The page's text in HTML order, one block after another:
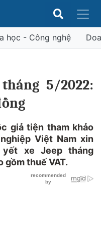
học - Công nghệ
5/2022:
giả tiện tham khảo
Việt Nam xin
xe Jeep tháng
gồm thuế VAT.